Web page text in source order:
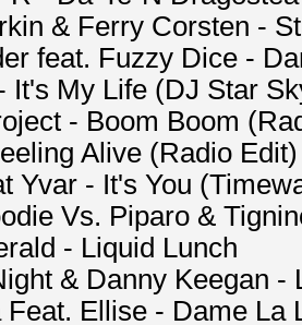
& Ferry Corsten -
feat. Fuzzy Dice -
It's My Life (DJ Star
- Boom Boom
Alive (Radio Edit)
Yvar - It's You
Vs. Piparo &
- Liquid Lunch
& Danny Keegan
Ellise - Dame La